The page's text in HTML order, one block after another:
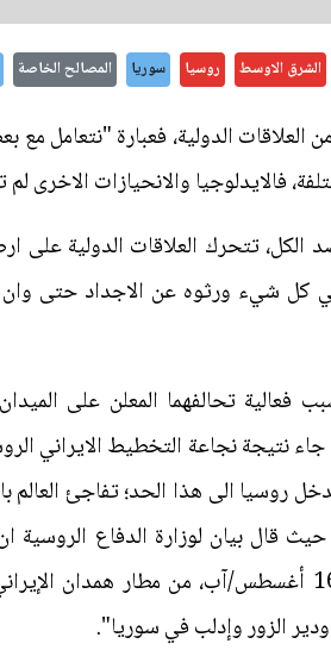
الشرق الاوسط روسيا سوريا المصالح الخاصة
الدولية، فعبارة "نتعامل
فالايدلوجيا والانحيازات الاخرى
تتحرك العلاقات الدولية على
شيء ورثوه عن الاجداد حتى
فعالية تحالفهما المعلن على
نتيجة نجاعة التخطيط الايراني
روسيا الى هذا الحد؛ تفاجئ
وقاذفات من طراز "سو - 34" أقلعت الأحد 16
الزور وإدلب في سوريا".